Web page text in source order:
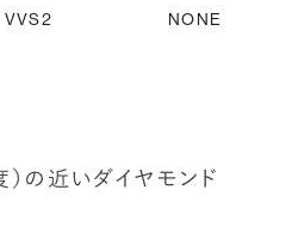
VVS2 NONE
）の近いダイヤモンド